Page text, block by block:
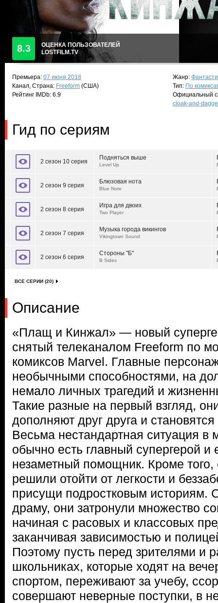
8.3
ОЦЕНКА ПОЛЬЗОВАТЕЛЕЙ
LOSTFILM.TV
Премьера: 07 июня 2018
Канал, Страна: Freeform (США)
Рейтинг IMDb: 6.9
Жанр:
Тип: По
Официальный
cloak-and-
Гид по сериям
2 сезон 10 серия
Подняться выше
Level Up
2 сезон 9 серия
Блюзовая нота
Blue Note
2 сезон 8 серия
Игра для двоих
Two Player
2 сезон 7 серия
Музыка города викингов
Vikingtown Sound
2 сезон 6 серия
Стороны "Б"
B Sides
ВСЕ СЕРИИ (20)
Описание
«Плащ и Кинжал» — новый
снятый телеканалом Freeform по
комиксов Marvel. Главные
необычными способностями, на
немало личных трагедий и
Такие разные на первый взгляд,
дополняют друг друга и
Весьма нестандартная ситуация в
обычно есть главный супергерой и
незаметный помощник. Кроме того,
решили отойти от легкости и
присущи подростковым историям.
драму, они затронули множество
начиная с расовых и классовых
заканчивая зависимостью и
Поэтому пусть перед зрителями и
школьниках, которые ходят на
спортом, переживают за учебу,
совершают неверные поступки, в